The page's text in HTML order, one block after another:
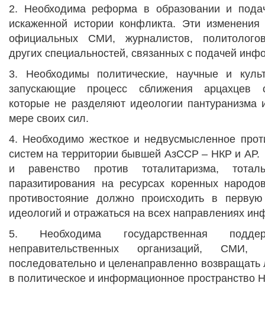
2. Необходима реформа в образовании и
искаженной истории конфликта. Эти
официальных СМИ, журналистов,
других специальностей, связанных с подачей
3. Необходимы политические, научные и
запускающие процесс сближения арцахцев
которые не разделяют идеологии пантуранизма
мере своих сил.
4. Необходимо жесткое и недвусмысленное
систем на территории бывшей АзССР – НКР и АР.
и равенство против тоталитаризма,
паразитирования на ресурсах коренных
противостояние должно происходить в
идеологий и отражаться на всех направлениях
5. Необходима государственная
неправительственных организаций,
последовательно и целенаправленно
в политическое и информационное пространство